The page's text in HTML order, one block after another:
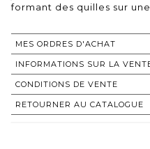
formant des quilles sur
MES ORDRES D'ACHAT
INFORMATIONS SUR LA
CONDITIONS DE VENTE
RETOURNER AU CATALOGUE